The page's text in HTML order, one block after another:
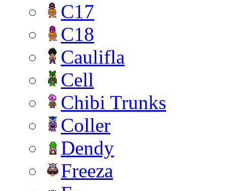
C17
C18
Caulifla
Cell
Chibi Trunks
Coller
Dendy
Freeza